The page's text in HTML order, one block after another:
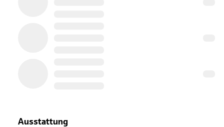
Ausstattung